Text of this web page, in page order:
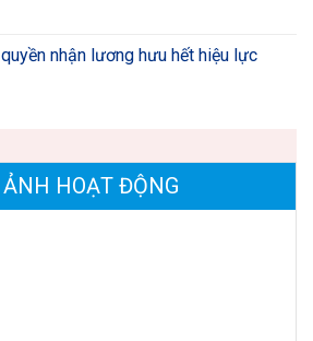
nhận lương hưu hết hiệu lực
HOẠT ĐỘNG